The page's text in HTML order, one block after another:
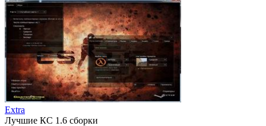
Extra
Лучшие КС 1.6 сборки